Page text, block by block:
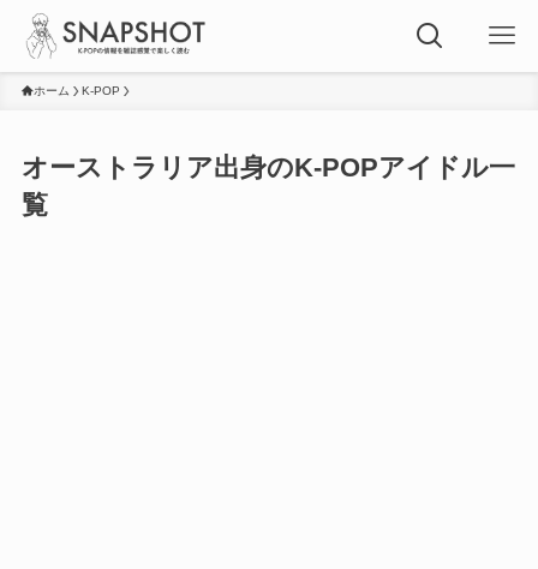
ホーム K-POP
オーストラリア出身のK-POPアイドル一
覧